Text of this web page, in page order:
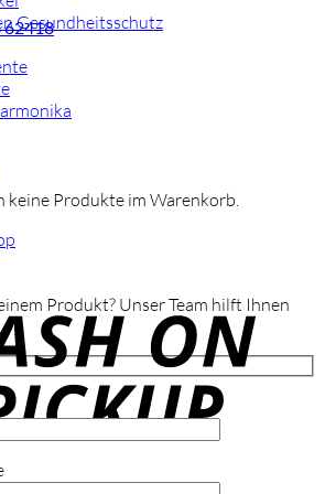
62418
keine Produkte im Warenkorb.
Gesundheitsschutz
Produkt? Unser Team hilft Ihnen